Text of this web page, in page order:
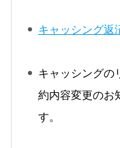
キャッシング返
キャッシングの
約内容変更のお
す。